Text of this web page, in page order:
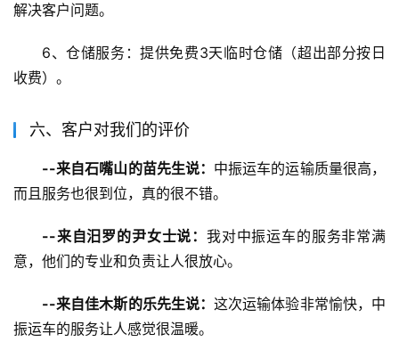
解决客户问题。
6、仓储服务：提供免费3天临时仓储（超出部分按日
收费）。
六、客户对我们的评价
--来自石嘴山的苗先生说： 中振运车的运输质量很高，
而且服务也很到位，真的很不错。
--来自汨罗的尹女士说： 我对中振运车的服务非常满
意，他们的专业和负责让人很放心。
--来自佳木斯的乐先生说：这次运输体验非常愉快，中
振运车的服务让人感觉很温暖。